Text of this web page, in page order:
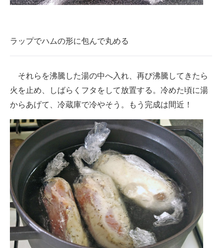
ラップでハムの形に包んで丸める
それらを沸騰した湯の中へ入れ、再び沸騰してきたら
火を止め、しばらくフタをして放置する。冷めた頃に湯
からあげて、冷蔵庫で冷やそう。もう完成は間近！